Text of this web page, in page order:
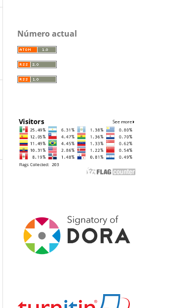
Número actual